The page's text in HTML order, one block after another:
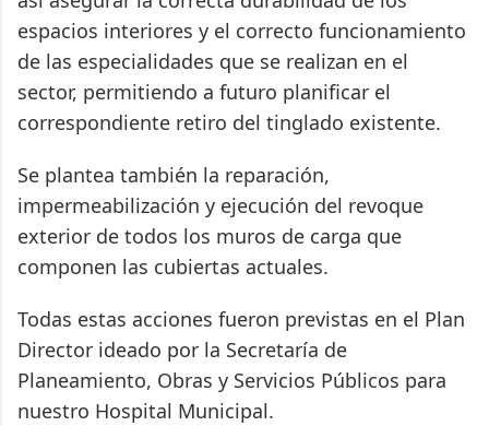
espacios interiores y el correcto funcionamiento
de las especialidades que se realizan en el
sector, permitiendo a futuro planificar el
correspondiente retiro del tinglado existente.
Se plantea también la reparación,
impermeabilización y ejecución del revoque
exterior de todos los muros de carga que
componen las cubiertas actuales.
Todas estas acciones fueron previstas en el Plan
Director ideado por la Secretaría de
Planeamiento, Obras y Servicios Públicos para
nuestro Hospital Municipal.